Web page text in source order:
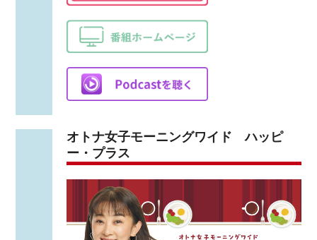
オトナ女子モーニングワイド ハッピ
ー・プラス